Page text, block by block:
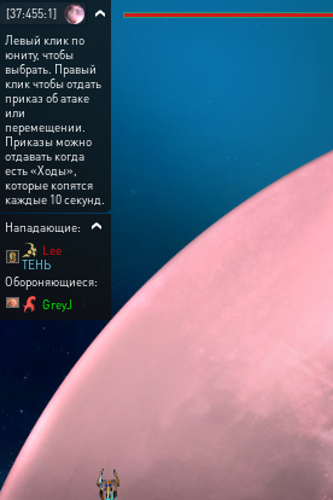
[37:455:1]
Левый клик по
юниту, чтобы
выбрать. Правый
клик чтобы отдать
приказ об атаке
или
перемещении.
Приказы можно
отдавать когда
есть «Ходы»,
которые копятся
каждые 10 секунд.
Нападающие:
Lee
ТЕНЬ
Обороняющиеся:
GreyJ